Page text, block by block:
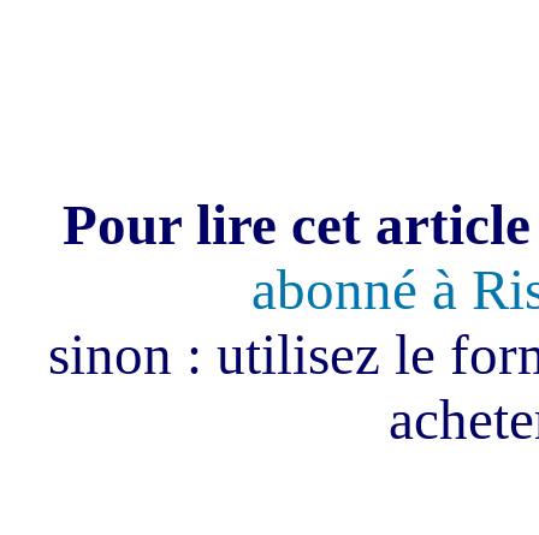
Pour lire cet
abonné à
sinon : utilisez le